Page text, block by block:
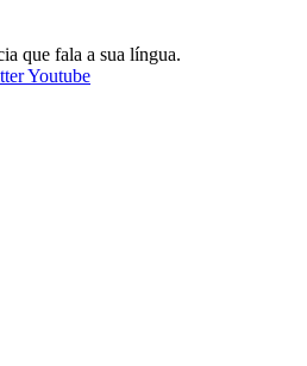
que fala a sua língua.
Youtube